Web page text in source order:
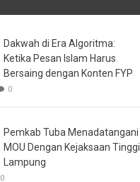
Dakwah di Era Algoritma:
Ketika Pesan Islam Harus
Bersaing dengan Konten FYP
0
Pemkab Tuba Menadatangani
MOU Dengan Kejaksaan Tinggi
Lampung
0